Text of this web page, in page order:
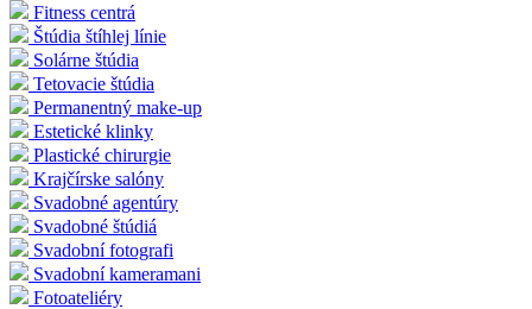
Fitness centrá
Štúdia štíhlej línie
Solárne štúdia
Tetovacie štúdia
Permanentný make-up
Estetické klinky
Plastické chirurgie
Krajčírske salóny
Svadobné agentúry
Svadobné štúdiá
Svadobní fotografi
Svadobní kameramani
Fotoateliéry